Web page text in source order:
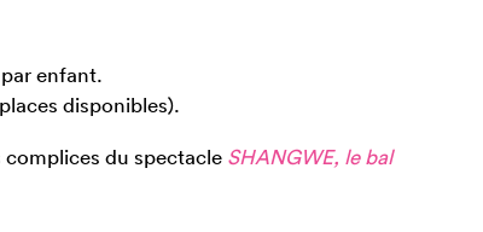
enfant.
disponibles).
du spectacle SHANGWE, le bal